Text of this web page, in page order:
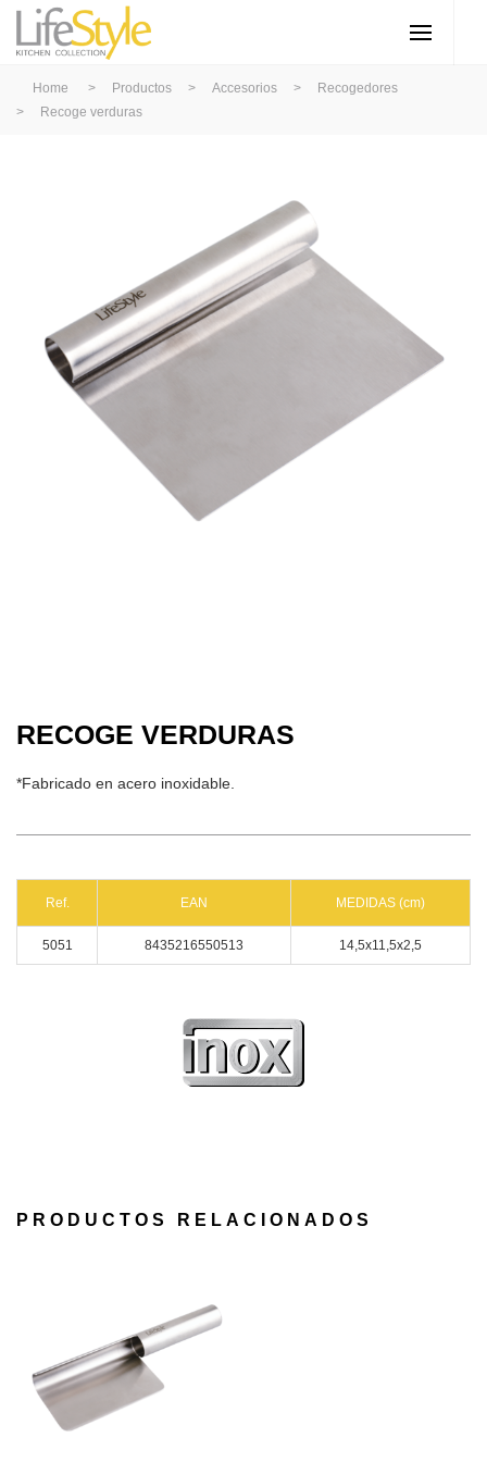
Home > Productos > Accesorios >
Recogedores
>
Recoge verduras
RECOGE VERDURAS
*Fabricado en acero inoxidable.
Ref. EAN MEDIDAS (cm)
5051 8435216550513 14,5x11,5x2,5
PRODUCTOS RELACIONADOS